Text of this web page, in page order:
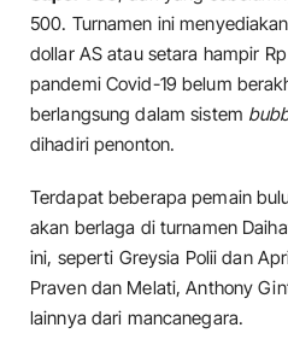
500. Turnamen ini
dollar AS atau setara hampir
pandemi Covid-19 belum
berlangsung dalam sistem
dihadiri penonton.
Terdapat beberapa pemain
akan berlaga di turnamen
ini, seperti Greysia Polii dan
Praven dan Melati, Anthony
lainnya dari mancanegara.